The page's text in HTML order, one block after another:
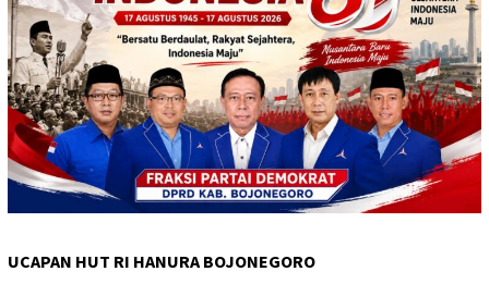
UCAPAN HUT RI HANURA BOJONEGORO